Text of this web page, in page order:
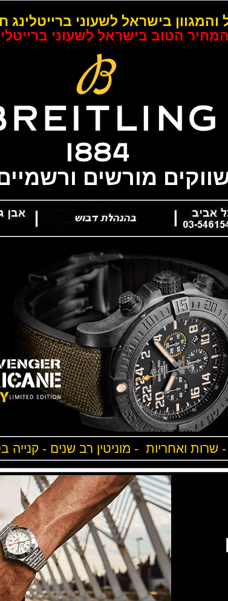
והמגוון בישראל לשעוני ברייטלינג
המחיר הטוב בישראל לשעוני
מורשים
- שרות ואחריות - מוניטין רב שנים - קנייה